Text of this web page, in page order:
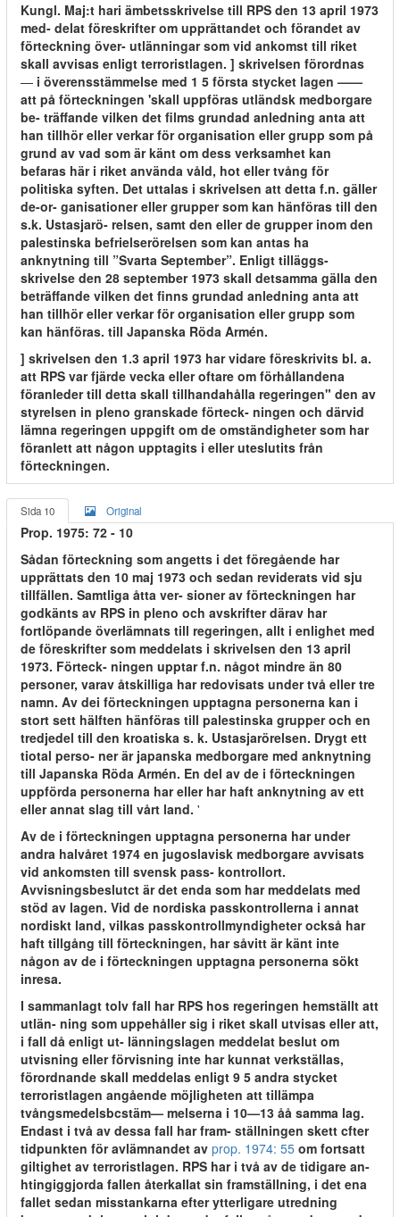
Kungl. Maj:t hari ämbetsskrivelse till RPS den 13 april 1973
med- delat föreskrifter om upprättandet och förandet av
förteckning över- utlänningar som vid ankomst till riket
skall avvisas enligt terroristlagen. ] skrivelsen förordnas
— i överensstämmelse med 1 5 första stycket lagen ——
att på förteckningen 'skall uppföras utländsk medborgare
be- träffande vilken det films grundad anledning anta att
han tillhör eller verkar för organisation eller grupp som på
grund av vad som är känt om dess verksamhet kan
befaras här i riket använda våld, hot eller tvång för
politiska syften. Det uttalas i skrivelsen att detta f.n. gäller
de-or- ganisationer eller grupper som kan hänföras till den
s.k. Ustasjarö- relsen, samt den eller de grupper inom den
palestinska befrielserörelsen som kan antas ha
anknytning till ”Svarta September”. Enligt tilläggs-
skrivelse den 28 september 1973 skall detsamma gälla den
beträffande vilken det finns grundad anledning anta att
han tillhör eller verkar för organisation eller grupp som
kan hänföras. till Japanska Röda Armén.
] skrivelsen den 1.3 april 1973 har vidare föreskrivits bl. a.
att RPS var fjärde vecka eller oftare om förhållandena
föranleder till detta skall tillhandahålla regeringen" den av
styrelsen in pleno granskade förteck- ningen och därvid
lämna regeringen uppgift om de omständigheter som har
föranlett att någon upptagits i eller uteslutits från
förteckningen.
Sida 10 Original
Prop. 1975: 72 - 10
Sådan förteckning som angetts i det föregående har
upprättats den 10 maj 1973 och sedan reviderats vid sju
tillfällen. Samtliga åtta ver- sioner av förteckningen har
godkänts av RPS in pleno och avskrifter därav har
fortlöpande överlämnats till regeringen, allt i enlighet med
de föreskrifter som meddelats i skrivelsen den 13 april
1973. Förteck- ningen upptar f.n. något mindre än 80
personer, varav åtskilliga har redovisats under två eller tre
namn. Av dei förteckningen upptagna personerna kan i
stort sett hälften hänföras till palestinska grupper och en
tredjedel till den kroatiska s. k. Ustasjarörelsen. Drygt ett
tiotal perso- ner är japanska medborgare med anknytning
till Japanska Röda Armén. En del av de i förteckningen
uppförda personerna har eller har haft anknytning av ett
eller annat slag till vårt land. '
Av de i förteckningen upptagna personerna har under
andra halvåret 1974 en jugoslavisk medborgare avvisats
vid ankomsten till svensk pass- kontrollort.
Avvisningsbeslutct är det enda som har meddelats med
stöd av lagen. Vid de nordiska passkontrollerna i annat
nordiskt land, vilkas passkontrollmyndigheter också har
haft tillgång till förteckningen, har såvitt är känt inte
någon av de i förteckningen upptagna personerna sökt
inresa.
I sammanlagt tolv fall har RPS hos regeringen hemställt att
utlän- ning som uppehåller sig i riket skall utvisas eller att,
i fall då enligt ut- länningslagen meddelat beslut om
utvisning eller förvisning inte har kunnat verkställas,
förordnande skall meddelas enligt 9 5 andra stycket
terroristlagen angående möjligheten att tillämpa
tvångsmedelsbcstäm— melserna i 10—13 åå samma lag.
Endast i två av dessa fall har fram- ställningen skett cfter
tidpunkten för avlämnandet av prop. 1974: 55 om fortsatt
giltighet av terroristlagen. RPS har i två av de tidigare an-
htingiggjorda fallen återkallat sin framställning, i det ena
fallet sedan misstankarna efter ytterligare utredning